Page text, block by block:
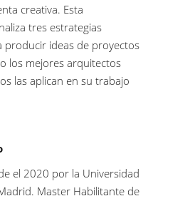
creativa. Esta
tres estrategias
producir ideas de proyectos
los mejores arquitectos
las aplican en su trabajo
el 2020 por la Universidad
Master Habilitante de